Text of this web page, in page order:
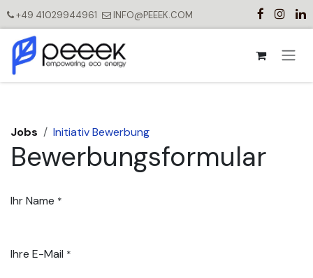
+49 41029944961 INFO@PEEEK.COM
Jobs Initiativ Bewerbung
Bewerbungsformular
Ihr Name *
Ihre E-Mail *